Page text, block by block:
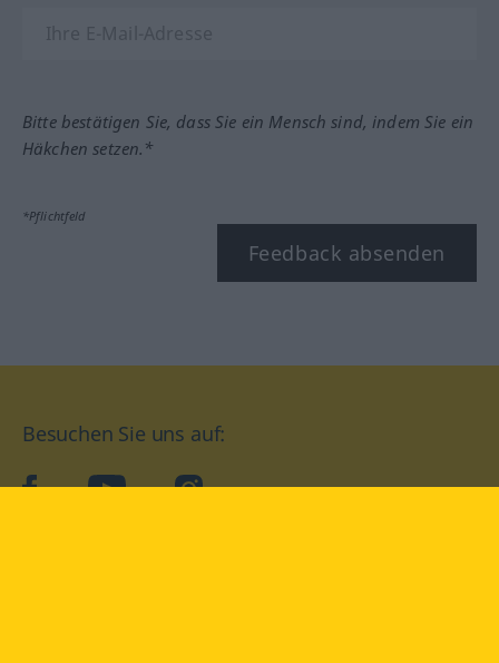
Bitte bestätigen Sie, dass Sie ein Mensch sind, indem Sie ein
Häkchen setzen.*
*Pflichtfeld
Feedback absenden
Besuchen Sie uns auf:
facebookYouTube Instagram